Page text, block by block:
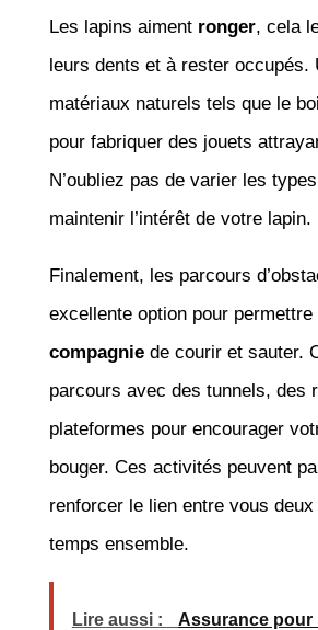
Les lapins aiment ronger, cela
leurs dents et à rester occupés.
matériaux naturels tels que le
pour fabriquer des jouets
N’oubliez pas de varier les
maintenir l’intérêt de votre lapin.
Finalement, les parcours
excellente option pour permettre
compagniede courir et sauter.
parcours avec des tunnels, des
plateformes pour encourager
bouger. Ces activités peuvent
renforcer le lien entre vous
temps ensemble.
Lire aussi : Assurance pour